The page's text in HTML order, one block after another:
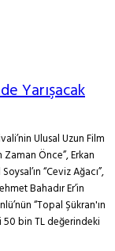
Yarışacak
Ulusal Uzun Film
Zaman Önce”, Erkan
“Ceviz Ağacı”,
Bahadır Er’in
“Topal Şükran'ın
50 bin TL değerindeki